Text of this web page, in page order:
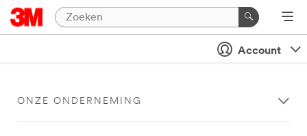
Account
ONZE ONDERNEMING